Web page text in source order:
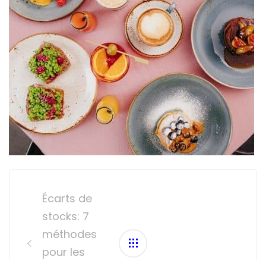
navigationÉcarts de
stocks: 7
méthodes
pour les